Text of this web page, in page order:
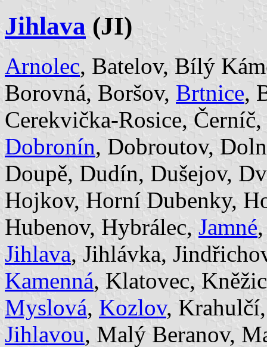
Jihlava (JI)
Arnolec, Batelov, Bílý
Borovná, Boršov, Brtnice,
Cerekvička-Rosice,
Dobronín, Dobroutov,
Doupě, Dudín, Dušejov,
Hojkov, Horní Dubenky,
Hubenov, Hybrálec, Jamné
Jihlava, Jihlávka,
Kamenná, Klatovec,
Myslová, Kozlov,
Jihlavou, Malý Beranov,